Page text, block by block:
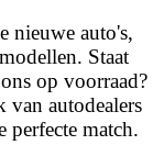
nieuwe auto's,
Staat
op voorraad?
van autodealers
perfecte match.